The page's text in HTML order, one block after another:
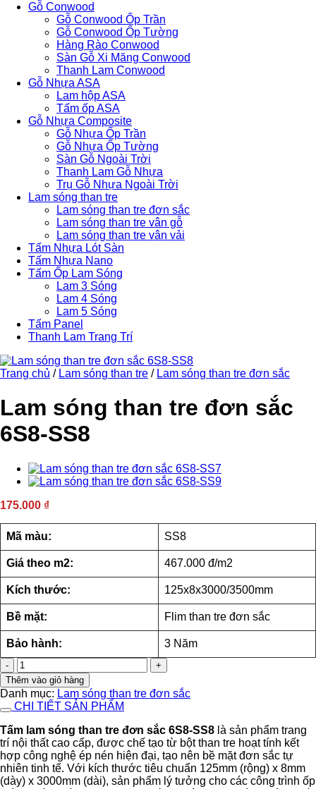
Gỗ Conwood
Gỗ Conwood Ốp Trần
Gỗ Conwood Ốp Tường
Hàng Rào Conwood
Sàn Gỗ Xi Măng Conwood
Thanh Lam Conwood
Gỗ Nhựa ASA
Lam hộp ASA
Tấm ốp ASA
Gỗ Nhựa Composite
Gỗ Nhựa Ốp Trần
Gỗ Nhựa Ốp Tường
Sàn Gỗ Ngoài Trời
Thanh Lam Gỗ Nhựa
Trụ Gỗ Nhựa Ngoài Trời
Lam sóng than tre
Lam sóng than tre đơn sắc
Lam sóng than tre vân gỗ
Lam sóng than tre vân vải
Tấm Nhựa Lót Sàn
Tấm Nhựa Nano
Tấm Ốp Lam Sóng
Lam 3 Sóng
Lam 4 Sóng
Lam 5 Sóng
Tấm Panel
Thanh Lam Trang Trí
Trang chủ / Lam sóng than tre / Lam sóng than tre đơn sắc
Lam sóng than tre đơn sắc
6S8-SS8
175.000 ₫
Mã màu: SS8
Giá theo m2: 467.000 đ/m2
Kích thước: 125x8x3000/3500mm
Bề mặt: Flim than tre đơn sắc
Bảo hành:
3 Năm
Lam
sóng
than
tre
đơn
sắc
6S8-
SS8
số
lượng
Thêm vào giỏ hàng
Danh mục: Lam sóng than tre đơn sắc
CHI TIẾT SẢN PHẨM
Tấm lam sóng than tre đơn sắc 6S8-SS8 là sản phẩm trang
trí nội thất cao cấp, được chế tạo từ bột than tre hoạt tính kết
hợp công nghệ ép nén hiện đại, tạo nên bề mặt đơn sắc tự
nhiên tinh tế. Với kích thước tiêu chuẩn 125mm (rộng) x 8mm
(dày) x 3000mm (dài), sản phẩm lý tưởng cho các công trình ốp